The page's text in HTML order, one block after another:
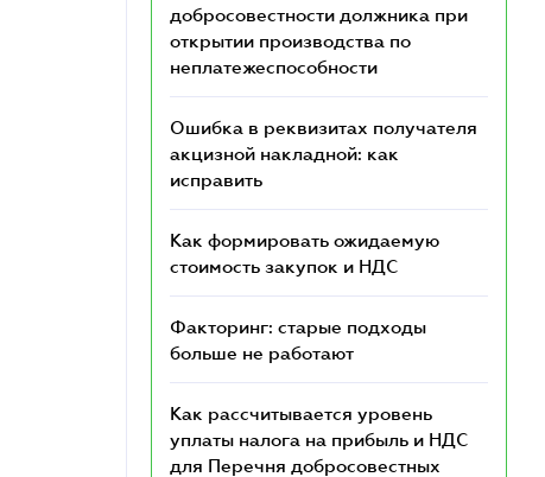
добросовестности должника при
открытии производства по
неплатежеспособности
Ошибка в реквизитах получателя
акцизной накладной: как
исправить
Как формировать ожидаемую
стоимость закупок и НДС
Факторинг: старые подходы
больше не работают
Как рассчитывается уровень
уплаты налога на прибыль и НДС
для Перечня добросовестных